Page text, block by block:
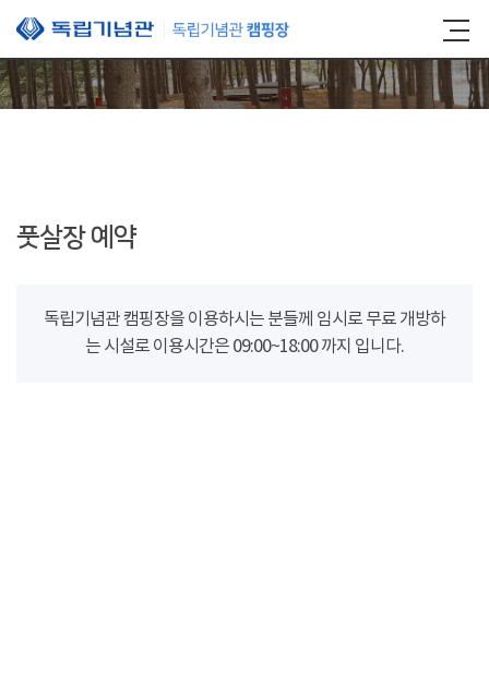
본문 바로가기
풋살장 예약
독립기념관 캠핑장을 이용하시는 분들께 임시로 무료 개방하
는 시설로 이용시간은 09:00~18:00 까지 입니다.